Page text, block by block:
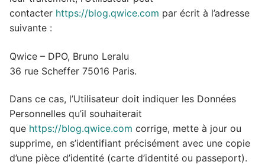
contacter https://blog.qwice.com par écrit à l’adresse
suivante :
Qwice – DPO, Bruno Leralu
36 rue Scheffer 75016 Paris.
Dans ce cas, l’Utilisateur doit indiquer les Données
Personnelles qu’il souhaiterait
que https://blog.qwice.com corrige, mette à jour ou
supprime, en s’identifiant précisément avec une copie
d’une pièce d’identité (carte d’identité ou passeport).